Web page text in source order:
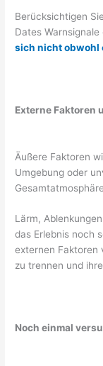
Berücksichtigen
Dates
sich nicht obwohl
Externe Faktoren
Äußere Faktoren
Umgebung oder
Lärm,
das Erlebnis noch
externen Faktoren
zu trennen und
Noch einmal